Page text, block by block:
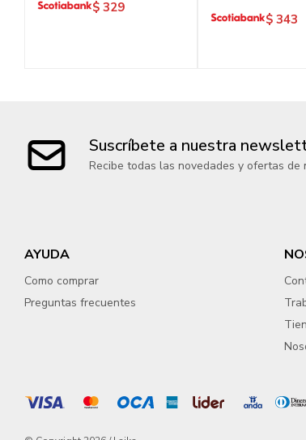
$ 329
$ 343
Suscríbete a nuestra
Recibe todas las novedades y ofertas de
AYUDA
Como comprar
Preguntas frecuentes